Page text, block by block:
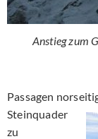
Anstieg zum
Passagen
Steinquader
zu